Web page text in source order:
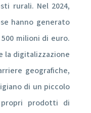
rurali. Nel 2024,
hanno generato
milioni di euro.
la digitalizzazione
geografiche,
di un piccolo
prodotti di